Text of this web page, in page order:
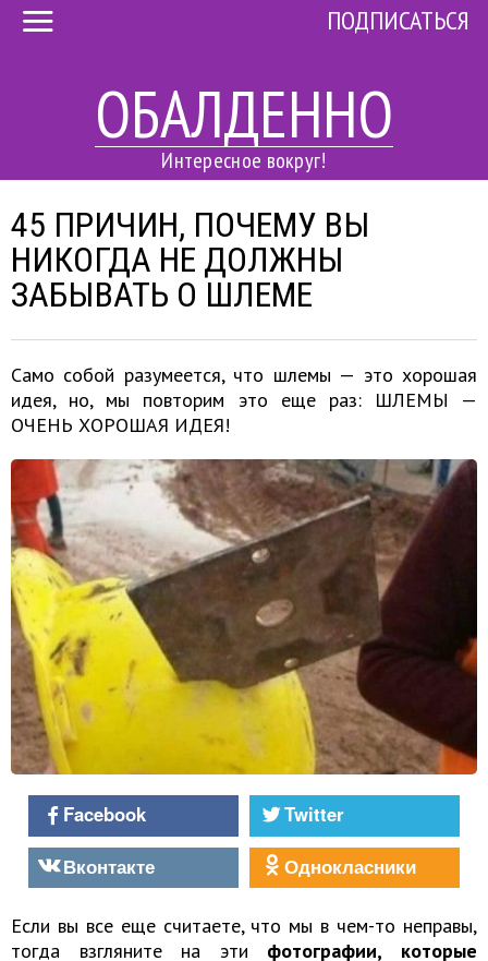
ОБАЛДЕННО
Интересное вокруг!
ПОДПИСАТЬСЯ
45 ПРИЧИН, ПОЧЕМУ ВЫ
НИКОГДА НЕ ДОЛЖНЫ
ЗАБЫВАТЬ О ШЛЕМЕ
Само собой разумеется, что шлемы — это хорошая
идея, но, мы повторим это еще раз: ШЛЕМЫ —
ОЧЕНЬ ХОРОШАЯ ИДЕЯ!
Facebook
Twitter
Вконтакте
Однокласники
Если вы все еще считаете, что мы в чем-то неправы,
тогда взгляните на эти фотографии, которые